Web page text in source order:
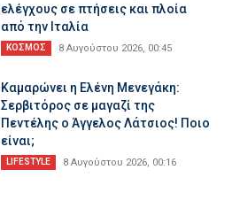
ελέγχους σε πτήσεις και πλοία
από την Ιταλία
ΚΟΣΜΟΣ 8 Αυγούστου 2026, 00:45
Καμαρώνει η Ελένη Μενεγάκη:
Σερβιτόρος σε μαγαζί της
Πεντέλης ο Άγγελος Λάτσιος! Ποιο
είναι;
LIFESTYLE 8 Αυγούστου 2026, 00:16